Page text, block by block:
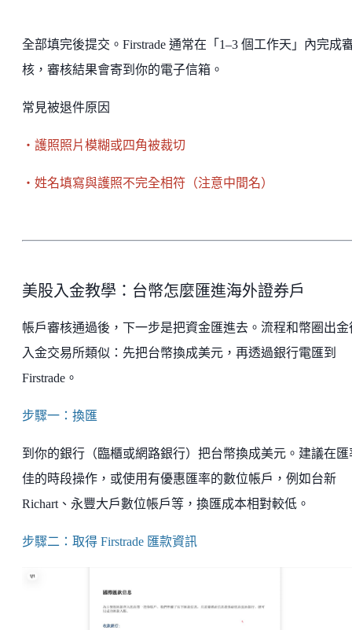
全部填完後提交。Firstrade 通常在「1–3 個工作天」內完成
核，審核結果會寄到你的電子信箱。
常見被退件原因
・護照照片模糊或四角被裁切
・姓名填寫與護照不完全相符（注意中間名）
美股入金教學：台幣怎麼匯進海外證券戶
帳戶審核通過後，下一步是把資金匯進去。流程和幣圈出金
入金交易所類似：先把台幣換成美元，再透過銀行電匯到
Firstrade。
步驟一：換匯
到你的銀行（臨櫃或網路銀行）把台幣換成美元。建議在匯
佳的時段操作，或使用有優惠匯率的數位帳戶，例如台新
Richart、永豐大戶數位帳戶等，換匯成本相對較低。
步驟二：取得 Firstrade 匯款資訊